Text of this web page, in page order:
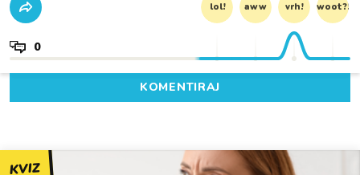
lol! aww vrh! woot?!
0
KOMENTIRAJ
KVIZ